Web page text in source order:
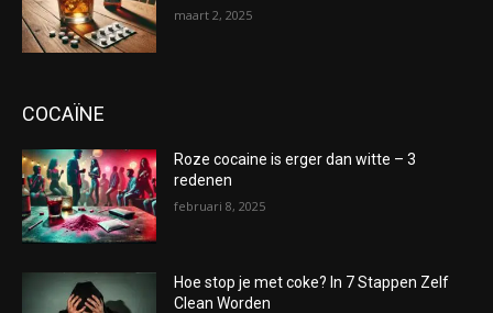
maart 2, 2025
COCAÏNE
Roze cocaine is erger dan witte – 3
redenen
februari 8, 2025
Hoe stop je met coke? In 7 Stappen Zelf
Clean Worden